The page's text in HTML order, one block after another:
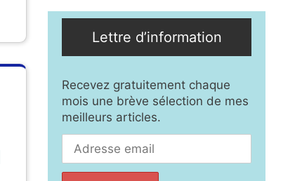
Lettre d’information
Recevez gratuitement chaque
mois une brève sélection de mes
meilleurs articles.